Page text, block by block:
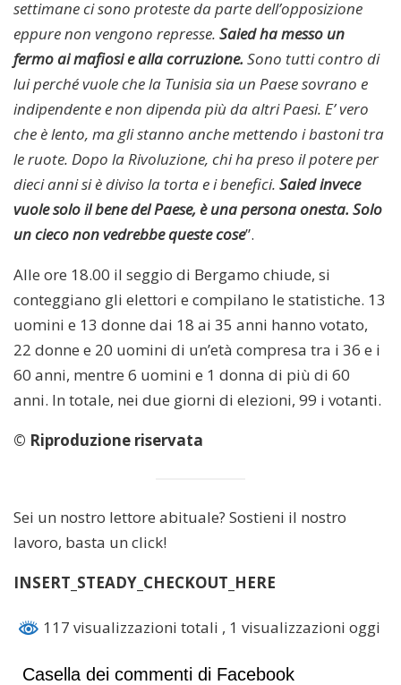
settimane ci sono proteste da parte dell’opposizione
eppure non vengono represse. Saied ha messo un
fermo ai mafiosi e alla corruzione. Sono tutti contro di
lui perché vuole che la Tunisia sia un Paese sovrano e
indipendente e non dipenda più da altri Paesi. E’ vero
che è lento, ma gli stanno anche mettendo i bastoni tra
le ruote. Dopo la Rivoluzione, chi ha preso il potere per
dieci anni si è diviso la torta e i benefici. Saied invece
vuole solo il bene del Paese, è una persona onesta. Solo
un cieco non vedrebbe queste cose”.
Alle ore 18.00 il seggio di Bergamo chiude, si
conteggiano gli elettori e compilano le statistiche. 13
uomini e 13 donne dai 18 ai 35 anni hanno votato,
22 donne e 20 uomini di un’età compresa tra i 36 e i
60 anni, mentre 6 uomini e 1 donna di più di 60
anni. In totale, nei due giorni di elezioni, 99 i votanti.
© Riproduzione riservata
Sei un nostro lettore abituale? Sostieni il nostro
lavoro, basta un click!
INSERT_STEADY_CHECKOUT_HERE
117 visualizzazioni totali , 1 visualizzazioni oggi
Casella dei commenti di Facebook